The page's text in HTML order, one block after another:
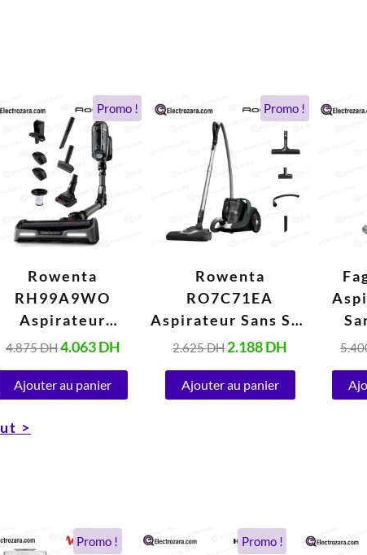
Promo !
Rowenta
RH99A9WO
Aspirateur
Electrique 0,9
Vision (480W)
4.875DH
prix
initial
était :
4.875 DH.
4.063DH
Le
prix
Ajouter au panier
Promo !
Rowenta
RO7C71EA
Aspirateur Sans Sac
Electrique 2,5
2.625DH
initial
était :
2.625 DH.
2.188DH
Le
prix
actuel
est :
2.188 DH.
Ajouter au panier
0,5
>
Promo !
Le
Promo !
Le